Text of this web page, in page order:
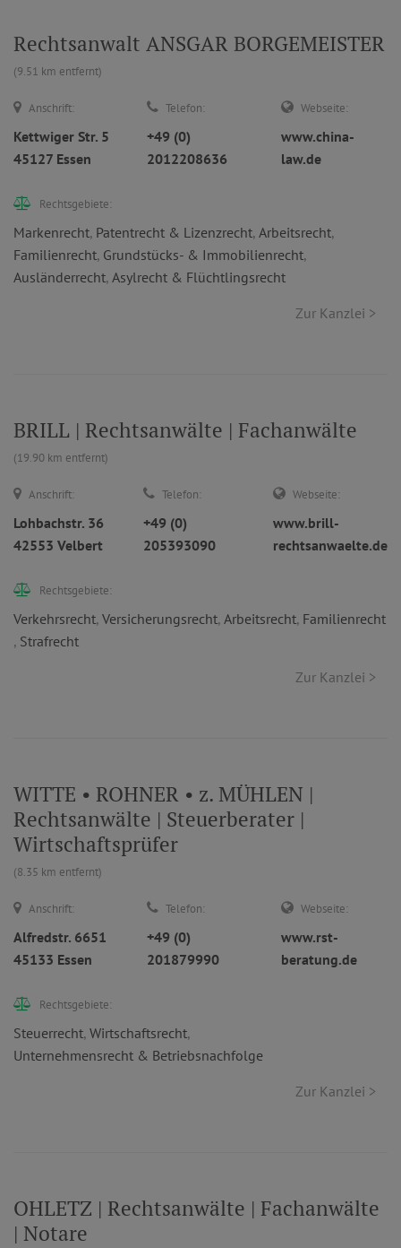
Rechtsanwalt ANSGAR BORGEMEISTER
(9.51 km entfernt)
Anschrift:
Kettwiger Str. 5
45127 Essen
Telefon:
+49 (0)
2012208636
Webseite:
www.china-
law.de
Rechtsgebiete:
Markenrecht, Patentrecht & Lizenzrecht, Arbeitsrecht,
Familienrecht, Grundstücks- & Immobilienrecht,
Ausländerrecht, Asylrecht & Flüchtlingsrecht
Zur Kanzlei >
BRILL | Rechtsanwälte | Fachanwälte
(19.90 km entfernt)
Anschrift:
Lohbachstr. 36
42553 Velbert
Telefon:
+49 (0)
205393090
Webseite:
www.brill-
rechtsanwaelte.de
Rechtsgebiete:
Verkehrsrecht, Versicherungsrecht, Arbeitsrecht, Familienrecht
, Strafrecht
Zur Kanzlei >
WITTE • ROHNER • z. MÜHLEN |
Rechtsanwälte | Steuerberater |
Wirtschaftsprüfer
(8.35 km entfernt)
Anschrift:
Alfredstr. 6651
45133 Essen
Telefon:
+49 (0)
201879990
Webseite:
www.rst-
beratung.de
Rechtsgebiete:
Steuerrecht, Wirtschaftsrecht,
Unternehmensrecht & Betriebsnachfolge
Zur Kanzlei >
OHLETZ | Rechtsanwälte | Fachanwälte
| Notare